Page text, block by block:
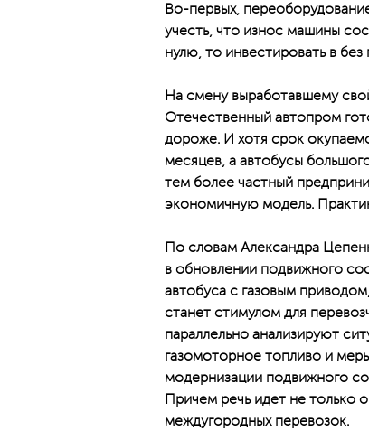
Во-первых,
учесть, что износ машины
нулю, то инвестировать в
На смену выработавшему
Отечественный автопром
дороже. И хотя срок
месяцев, а автобусы
тем более частный
экономичную модель.
По словам Александра
в обновлении подвижного
автобуса с газовым
станет стимулом для
параллельно анализируют
газомоторное топливо и
модернизации подвижного
Причем речь идет не только
междугородных перевозок.